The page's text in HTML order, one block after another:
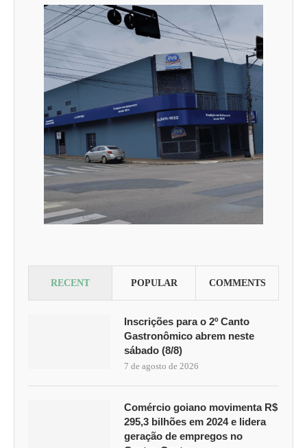
RECENT POPULAR COMMENTS
Inscrições para o 2º Canto
Gastronômico abrem neste
sábado (8/8)
7 de agosto de 2026
Comércio goiano movimenta R$
295,3 bilhões em 2024 e lidera
geração de empregos no